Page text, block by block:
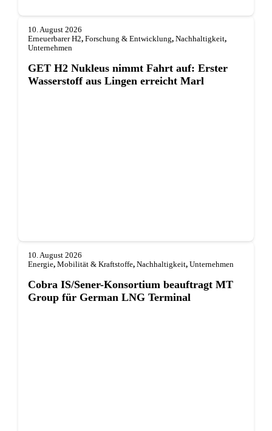
10. August 2026
Erneuerbarer H2, Forschung & Entwicklung, Nachhaltigkeit,
Unternehmen
GET H2 Nukleus nimmt Fahrt auf: Erster
Wasserstoff aus Lingen erreicht Marl
10. August 2026
Energie, Mobilität & Kraftstoffe, Nachhaltigkeit, Unternehmen
Cobra IS/Sener-Konsortium beauftragt MT
Group für German LNG Terminal